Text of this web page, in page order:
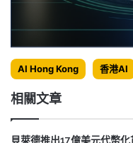
AI Hong Kong 香港AI
相關文章
貝萊德推出17億美元代幣化